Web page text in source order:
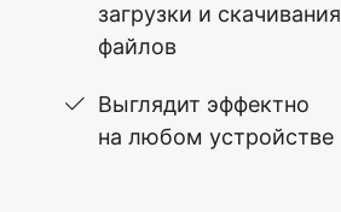
загрузки и скачивания
файлов
Выглядит эффектно
на любом устройстве